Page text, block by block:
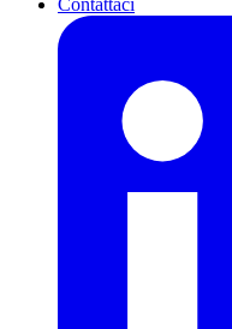
Contattaci